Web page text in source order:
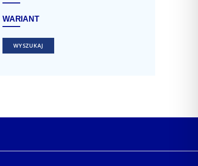
WARIANT
WYSZUKAJ